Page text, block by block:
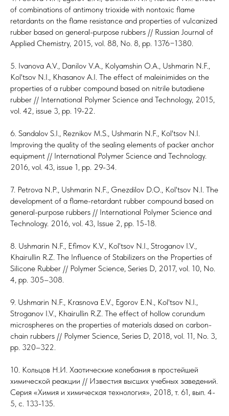
of combinations of antimony trioxide with nontoxic flame
retardants on the flame resistance and properties of vulcanized
rubber based on general-purpose rubbers // Russian Journal of
Applied Chemistry, 2015, vol. 88, No. 8, pp. 1376−1380.
5. Ivanova A.V., Danilov V.A., Kolyamshin O.A., Ushmarin N.F.,
Kol'tsov N.I., Khasanov A.I. The effect of maleinimides on the
properties of a rubber compound based on nitrile butadiene
rubber // International Polymer Science and Technology, 2015,
vol. 42, issue 3, pp. 19-22.
6. Sandalov S.I., Reznikov M.S., Ushmarin N.F., Kol'tsov N.I.
Improving the quality of the sealing elements of packer anchor
equipment // International Polymer Science and Technology.
2016, vol. 43, issue 1, pp. 29-34.
7. Petrova N.P., Ushmarin N.F., Gnezdilov D.O., Kol'tsov N.I. The
development of a flame-retardant rubber compound based on
general-purpose rubbers // International Polymer Science and
Technology. 2016, vol. 43, Issue 2, pp. 15-18.
8. Ushmarin N.F., Efimov K.V., Kol'tsov N.I., Stroganov I.V.,
Khairullin R.Z. The Influence of Stabilizers on the Properties of
Silicone Rubber // Polymer Science, Series D, 2017, vol. 10, No.
4, pp. 305–308.
9. Ushmarin N.F., Krasnova E.V., Egorov E.N., Kol'tsov N.I.,
Stroganov I.V., Khairullin R.Z. The effect of hollow corundum
microspheres on the properties of materials dased on carbon-
chain rubbers // Polymer Science, Series D, 2018, vol. 11, No. 3,
pp. 320–322.
10. Кольцов Н.И. Хаотические колебания в простейшей
химической реакции // Известия высших учебных заведений.
Серия «Химия и химическая технология», 2018, т. 61, вып. 4-
5, с. 133-135.